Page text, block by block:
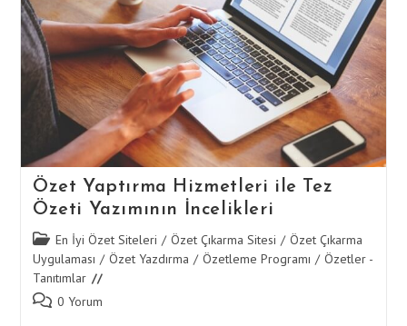
Özet Yaptırma Hizmetleri ile Tez
Özeti Yazımının İncelikleri
Post
category:
En İyi Özet Siteleri / Özet Çıkarma Sitesi / Özet Çıkarma
Uygulaması / Özet Yazdırma / Özetleme Programı / Özetler -
Tanıtımlar
Post 0 Yorum